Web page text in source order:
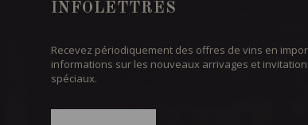
INFOLETTRES
Recevez périodiquement des offres de vins en
informations sur les nouveaux arrivages et
spéciaux.